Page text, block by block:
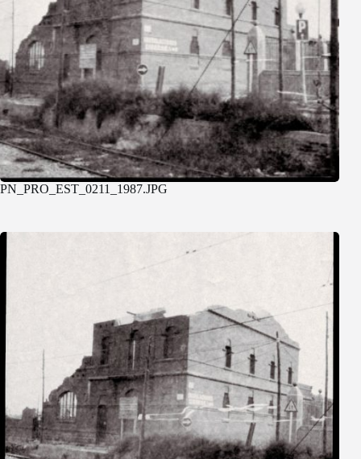
PN_PRO_EST_0211_1987.JPG